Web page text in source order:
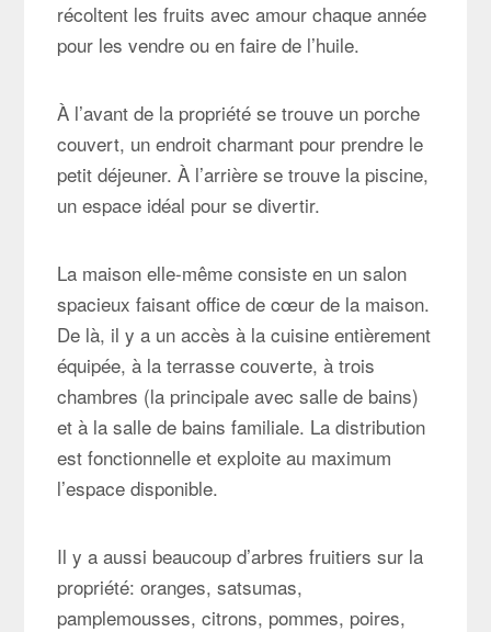
récoltent les fruits avec amour chaque année
pour les vendre ou en faire de l’huile.
À l’avant de la propriété se trouve un porche
couvert, un endroit charmant pour prendre le
petit déjeuner. À l’arrière se trouve la piscine,
un espace idéal pour se divertir.
La maison elle-même consiste en un salon
spacieux faisant office de cœur de la maison.
De là, il y a un accès à la cuisine entièrement
équipée, à la terrasse couverte, à trois
chambres (la principale avec salle de bains)
et à la salle de bains familiale. La distribution
est fonctionnelle et exploite au maximum
l’espace disponible.
Il y a aussi beaucoup d’arbres fruitiers sur la
propriété: oranges, satsumas,
pamplemousses, citrons, pommes, poires,